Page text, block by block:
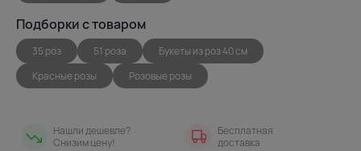
Подборки с товаром
35 роз 51 роза
Букеты из роз 40 см
Красные розы
Розовые розы
Нашли дешевле?
Снизим цену!
Бесплатная
доставка